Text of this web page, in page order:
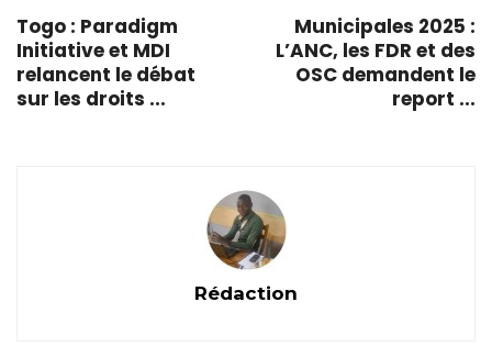
Togo : Paradigm
Initiative et MDI
relancent le débat
sur les droits ...
Municipales 2025 :
L’ANC, les FDR et des
OSC demandent le
report ...
Rédaction